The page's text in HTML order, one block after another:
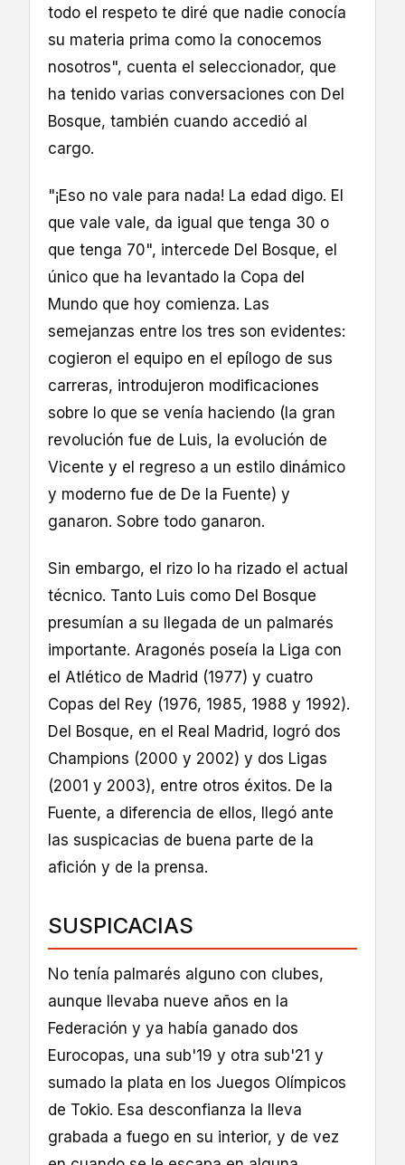
todo el respeto te diré que nadie conocía
su materia prima como la conocemos
nosotros", cuenta el seleccionador, que
ha tenido varias conversaciones con Del
Bosque, también cuando accedió al
cargo.
"¡Eso no vale para nada! La edad digo. El
que vale vale, da igual que tenga 30 o
que tenga 70", intercede Del Bosque, el
único que ha levantado la Copa del
Mundo que hoy comienza. Las
semejanzas entre los tres son evidentes:
cogieron el equipo en el epílogo de sus
carreras, introdujeron modificaciones
sobre lo que se venía haciendo (la gran
revolución fue de Luis, la evolución de
Vicente y el regreso a un estilo dinámico
y moderno fue de De la Fuente) y
ganaron. Sobre todo ganaron.
Sin embargo, el rizo lo ha rizado el actual
técnico. Tanto Luis como Del Bosque
presumían a su llegada de un palmarés
importante. Aragonés poseía la Liga con
el Atlético de Madrid (1977) y cuatro
Copas del Rey (1976, 1985, 1988 y 1992).
Del Bosque, en el Real Madrid, logró dos
Champions (2000 y 2002) y dos Ligas
(2001 y 2003), entre otros éxitos. De la
Fuente, a diferencia de ellos, llegó ante
las suspicacias de buena parte de la
afición y de la prensa.
SUSPICACIAS
No tenía palmarés alguno con clubes,
aunque llevaba nueve años en la
Federación y ya había ganado dos
Eurocopas, una sub'19 y otra sub'21 y
sumado la plata en los Juegos Olímpicos
de Tokio. Esa desconfianza la lleva
grabada a fuego en su interior, y de vez